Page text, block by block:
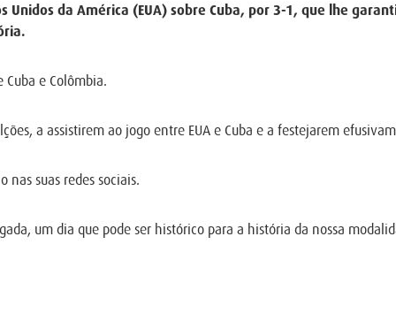
Unidos da América (EUA) sobre Cuba, por 3-1, que lhe
e Colômbia.
a assistirem ao jogo entre EUA e Cuba e a festejarem
nas suas redes sociais.
um dia que pode ser histórico para a história da nossa